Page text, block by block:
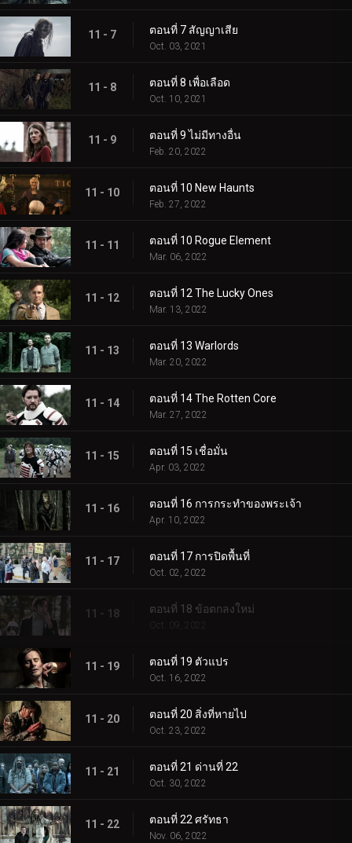
11 - 7 ตอนที่ 7 สัญญาเสีย
Oct. 03, 2021
11 - 8 ตอนที่ 8 เพื่อเลือด
Oct. 10, 2021
11 - 9 ตอนที่ 9 ไม่มีทางอื่น
Feb. 20, 2022
11 - 10 ตอนที่ 10 New Haunts
Feb. 27, 2022
11 - 11 ตอนที่ 10 Rogue Element
Mar. 06, 2022
11 - 12 ตอนที่ 12 The Lucky Ones
Mar. 13, 2022
11 - 13 ตอนที่ 13 Warlords
Mar. 20, 2022
11 - 14 ตอนที่ 14 The Rotten Core
Mar. 27, 2022
11 - 15 ตอนที่ 15 เชื่อมั่น
Apr. 03, 2022
11 - 16 ตอนที่ 16 การกระทำของพระเจ้า
Apr. 10, 2022
11 - 17 ตอนที่ 17 การปิดพื้นที่
Oct. 02, 2022
11 - 18 ตอนที่ 18 ข้อตกลงใหม่
Oct. 09, 2022
11 - 19 ตอนที่ 19 ตัวแปร
Oct. 16, 2022
11 - 20 ตอนที่ 20 สิ่งที่หายไป
Oct. 23, 2022
11 - 21 ตอนที่ 21 ด่านที่ 22
Oct. 30, 2022
11 - 22 ตอนที่ 22 ศรัทธา
Nov. 06, 2022